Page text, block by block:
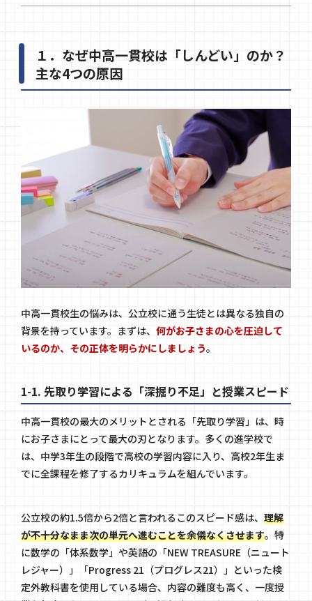
１．なぜ中高一貫校は「しんどい」のか？
主な4つの原因
中高一貫校生の悩みは、公立校に通う生徒とは異なる独自の
背景を持っています。まずは、 何がお子さまの心を圧迫して
いるのか、その正体を明らかにしましょう。
1-1. 先取り学習による「深掘り不足」と授業スピード
中高一貫校の最大のメリットとされる「先取り学習」は、時
にお子さまにとって最大の刃となります。多くの進学校で
は、中学3年生の段階で高校の学習内容に入り、高校2年生ま
でに全課程を修了するカリキュラムを組んでいます。
公立校の約1.5倍から2倍と言われるこのスピード感は、 理解
が不十分なまま次の単元へ進むことを余儀なくさせます。特
に数学の「体系数学」や英語の「NEW TREASURE（ニュート
レジャー）」「Progress 21（プログレス21）」といった検
定外教科書を使用している場合、内容の難度も高く、一度授